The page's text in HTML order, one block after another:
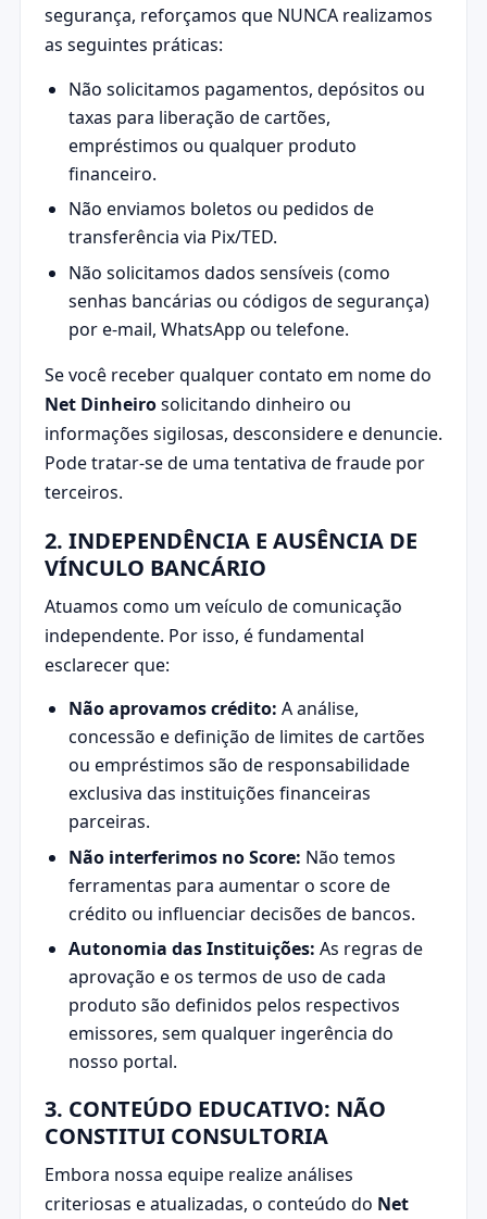
segurança, reforçamos que NUNCA realizamos
as seguintes práticas:
Não solicitamos pagamentos, depósitos ou
taxas para liberação de cartões,
empréstimos ou qualquer produto
financeiro.
Não enviamos boletos ou pedidos de
transferência via Pix/TED.
Não solicitamos dados sensíveis (como
senhas bancárias ou códigos de segurança)
por e-mail, WhatsApp ou telefone.
Se você receber qualquer contato em nome do
Net Dinheirosolicitando dinheiro ou
informações sigilosas, desconsidere e denuncie.
Pode tratar-se de uma tentativa de fraude por
terceiros.
2. INDEPENDÊNCIA E AUSÊNCIA DE
VÍNCULO BANCÁRIO
Atuamos como um veículo de comunicação
independente. Por isso, é fundamental
esclarecer que:
Não aprovamos crédito: A análise,
concessão e definição de limites de cartões
ou empréstimos são de responsabilidade
exclusiva das instituições financeiras
parceiras.
Não interferimos no Score: Não temos
ferramentas para aumentar o score de
crédito ou influenciar decisões de bancos.
Autonomia das Instituições: As regras de
aprovação e os termos de uso de cada
produto são definidos pelos respectivos
emissores, sem qualquer ingerência do
nosso portal.
3. CONTEÚDO EDUCATIVO: NÃO
CONSTITUI CONSULTORIA
Embora nossa equipe realize análises
criteriosas e atualizadas, o conteúdo do Net